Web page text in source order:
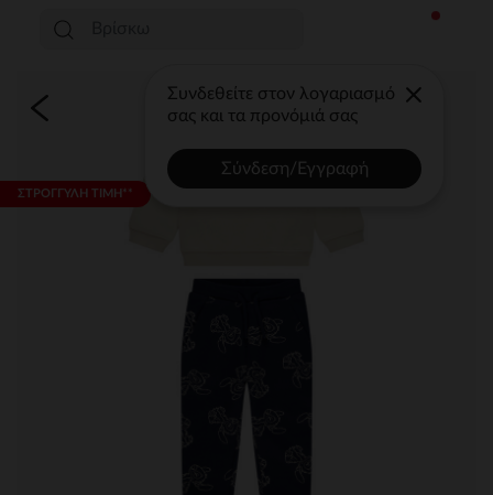
Συνδεθείτε στον λογαριασμό
σας και τα προνόμιά σας
Σύνδεση/Εγγραφή
ΣΤΡΟΓΓΥΛΗ ΤΙΜΗ**